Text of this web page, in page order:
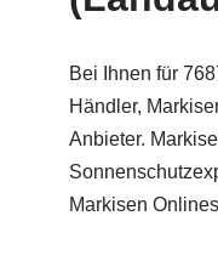
Bei Ihnen für
Händler,
Anbieter.
Markisen